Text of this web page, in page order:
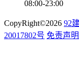
08:00-23:00
CopyRight©2026 92
20017802号 免责声明